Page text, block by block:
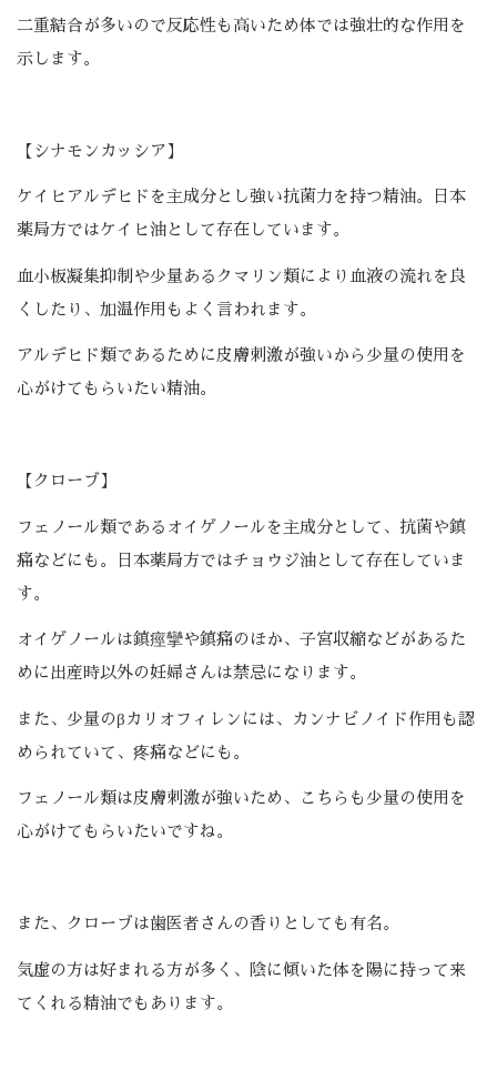
二重結合が多いので反応性も高いため体では強壮的な作用を
示します。
【シナモンカッシア】
ケイヒアルデヒドを主成分とし強い抗菌力を持つ精油。日本
薬局方ではケイヒ油として存在しています。
血小板凝集抑制や少量あるクマリン類により血液の流れを良
くしたり、加温作用もよく言われます。
アルデヒド類であるために皮膚刺激が強いから少量の使用を
心がけてもらいたい精油。
【クローブ】
フェノール類であるオイゲノールを主成分として、抗菌や鎮
痛などにも。日本薬局方ではチョウジ油として存在していま
す。
オイゲノールは鎮痙攣や鎮痛のほか、子宮収縮などがあるた
めに出産時以外の妊婦さんは禁忌になります。
また、少量のβカリオフィレンには、カンナビノイド作用も認
められていて、疼痛などにも。
フェノール類は皮膚刺激が強いため、こちらも少量の使用を
心がけてもらいたいですね。
また、クローブは歯医者さんの香りとしても有名。
気虚の方は好まれる方が多く、陰に傾いた体を陽に持って来
てくれる精油でもあります。